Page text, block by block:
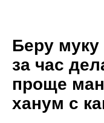
Беру
за час
проще
ханум с